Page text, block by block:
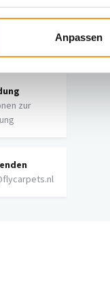
Anpassen
zur